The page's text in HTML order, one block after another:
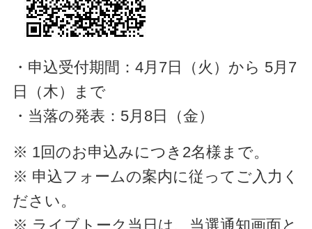
・申込受付期間：4月7日（火）から 5月7
日（木）まで
・当落の発表：5月8日（金）
※ 1回のお申込みにつき2名様まで。
※ 申込フォームの案内に従ってご入力く
ださい。
※ ライブトーク当日は、当選通知画面と